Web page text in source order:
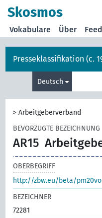
Skosmos
Vokabulare Über
Presseklassifikation (c.
Deutsch
>Arbeitgeberverband
BEVORZUGTE BEZEICHNUNG
AR15
OBERBEGRIFF
http://zbw.eu/beta/
BEZEICHNER
72281